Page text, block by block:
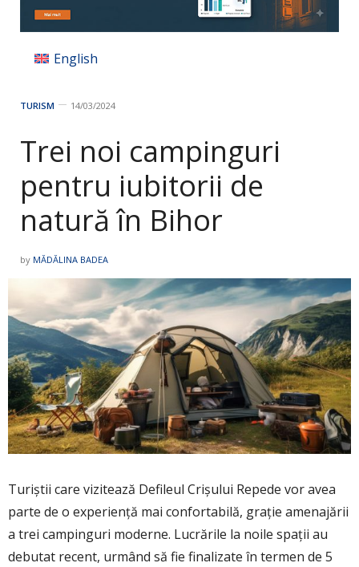
English
TURISM 14/03/2024
Trei noi campinguri
pentru iubitorii de
natură în Bihor
by MĂDĂLINA BADEA
Turiștii care vizitează Defileul Crișului Repede vor avea
parte de o experiență mai confortabilă, grație amenajării
a trei campinguri moderne. Lucrările la noile spații au
debutat recent, urmând să fie finalizate în termen de 5